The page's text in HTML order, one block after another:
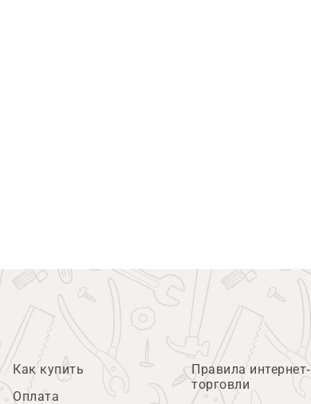
Как купить
Оплата
Правила интернет-
торговли